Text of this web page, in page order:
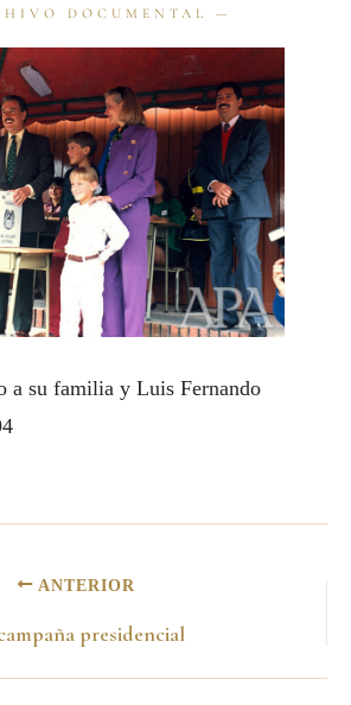
a su familia y Luis Fernando
ANTERIOR
presidencial